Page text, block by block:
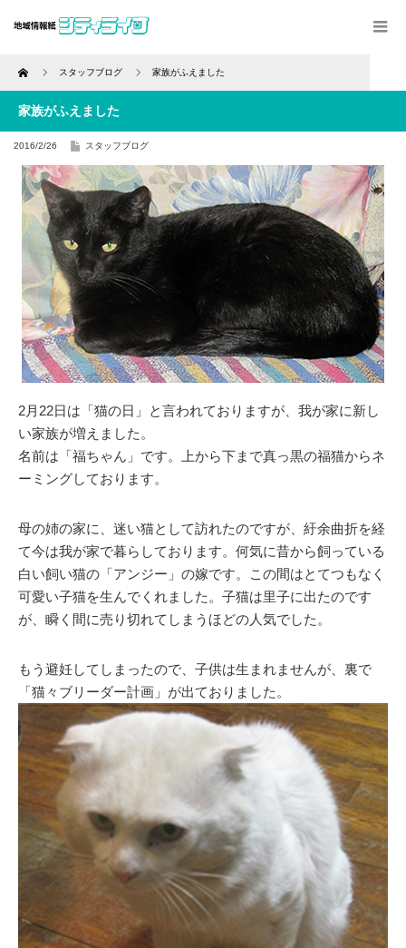
Home スタッフブログ 家族がふえました
家族がふえました
2016/2/26 スタッフブログ
2月22日は「猫の日」と言われておりますが、我が家に新し
い家族が増えました。
名前は「福ちゃん」です。上から下まで真っ黒の福猫からネ
ーミングしております。
母の姉の家に、迷い猫として訪れたのですが、紆余曲折を経
て今は我が家で暮らしております。何気に昔から飼っている
白い飼い猫の「アンジー」の嫁です。この間はとてつもなく
可愛い子猫を生んでくれました。子猫は里子に出たのです
が、瞬く間に売り切れてしまうほどの人気でした。
もう避妊してしまったので、子供は生まれませんが、裏で
「猫々ブリーダー計画」が出ておりました。